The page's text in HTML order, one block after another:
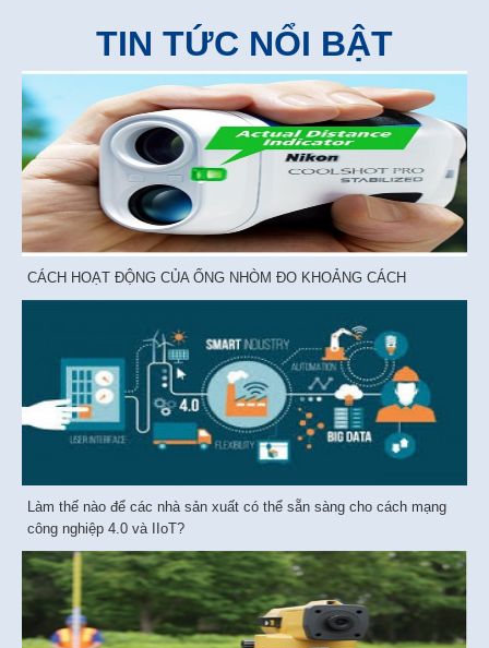
TIN TỨC NỔI BẬT
CÁCH HOẠT ĐỘNG CỦA ỐNG NHÒM ĐO KHOẢNG CÁCH
Làm thế nào để các nhà sản xuất có thể sẵn sàng cho cách mạng
công nghiệp 4.0 và IIoT?